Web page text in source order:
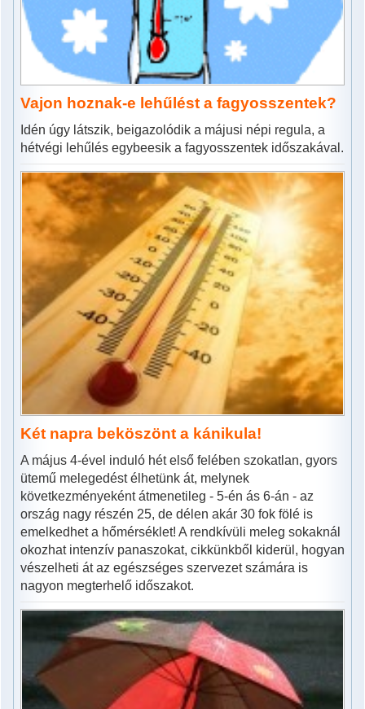
Vajon hoznak-e lehűlést a fagyosszentek?
Idén úgy látszik, beigazolódik a májusi népi regula, a
hétvégi lehűlés egybeesik a fagyosszentek időszakával.
Két napra beköszönt a kánikula!
A május 4-ével induló hét első felében szokatlan, gyors
ütemű melegedést élhetünk át, melynek
következményeként átmenetileg - 5-én ás 6-án - az
ország nagy részén 25, de délen akár 30 fok fölé is
emelkedhet a hőmérséklet! A rendkívüli meleg sokaknál
okozhat intenzív panaszokat, cikkünkből kiderül, hogyan
vészelheti át az egészséges szervezet számára is
nagyon megterhelő időszakot.